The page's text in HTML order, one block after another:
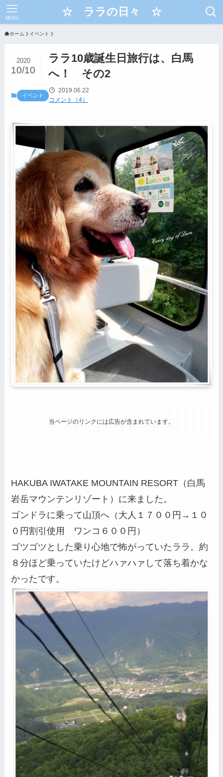
☆ ララの日々 ☆
MENU
ホーム イベント
ララ10歳誕生日旅行は、白馬
へ！ その2
2020
10/10
イベント
2019.06.22
コメント（4）
当ページのリンクには広告が含まれています。
HAKUBA IWATAKE MOUNTAIN RESORT（白馬
岩岳マウンテンリゾート）に来ました。
ゴンドラに乗って山頂へ（大人１７００円→１０
０円割引使用 ワンコ６００円）
ゴツゴツとした乗り心地で怖がっていたララ。約
８分ほど乗っていたけどハァハァして落ち着かな
かったです。